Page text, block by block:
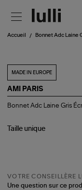
Accueil Bonnet Adc Laine
MADE IN EUROPE
AMI PARIS
Bonnet
Gris
Bonnet Adc Laine Gris
Taille unique
VOTRE CONSEILLÈRE
Une question sur ce